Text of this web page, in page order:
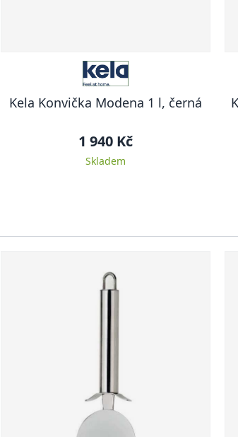
Kela Konvička Modena 1 l, černá
1 940 Kč
Skladem